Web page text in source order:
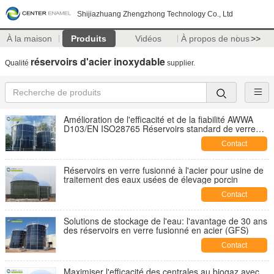
Shijiazhuang Zhengzhong Technology Co., Ltd
À la maison Produits Vidéos À propos de nous>>
Qualité réservoirs d'acier inoxydable supplier.
Amélioration de l'efficacité et de la fiabilité AWWA
D103/EN ISO28765 Réservoirs standard de verre
fusionné à l'acier pour les solides industriels en vrac
Contact
Réservoirs en verre fusionné à l'acier pour usine de
traitement des eaux usées de élevage porcin
Contact
Solutions de stockage de l'eau: l'avantage de 30 ans
des réservoirs en verre fusionné en acier (GFS)
Contact
Maximiser l'efficacité des centrales au biogaz avec